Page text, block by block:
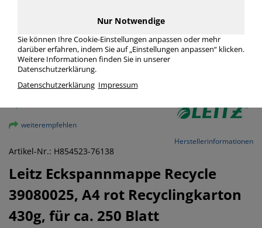
Herstellerinformationen
weiterempfehlen
Artikel-Nr.: H854523-76138
Leitz Eckspannmappe Recycle
39080025, A4 rot Recyclingkarton
430g, für ca. 250 Blatt
Nur Notwendige
Sie können Ihre Cookie-Einstellungen anpassen oder mehr
darüber erfahren, indem Sie auf „Einstellungen anpassen“ klicken.
Weitere Informationen finden Sie in unserer
Datenschutzerklärung.
Datenschutzerklärung Impressum